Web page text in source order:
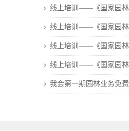
线上培训——《国家园林
线上培训——《国家园林
线上培训——《国家园林
线上培训——《国家园林
我会第一期园林业务免